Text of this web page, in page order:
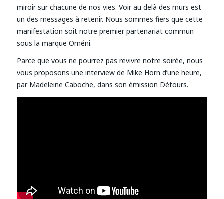
miroir sur chacune de nos vies. Voir au delà des murs est
un des messages à retenir. Nous sommes fiers que cette
manifestation soit notre premier partenariat commun
sous la marque Oméni.
Parce que vous ne pourrez pas revivre notre soirée, nous
vous proposons une interview de Mike Horn d’une heure,
par Madeleine Caboche, dans son émission Détours.